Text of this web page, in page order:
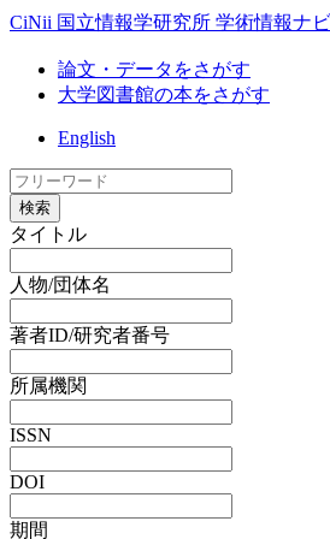
CiNii 国立情報学研究所 学術情報ナ
論文・データをさがす
大学図書館の本をさがす
English
検索
タイトル
人物/団体名
著者ID/研究者番号
所属機関
ISSN
DOI
期間